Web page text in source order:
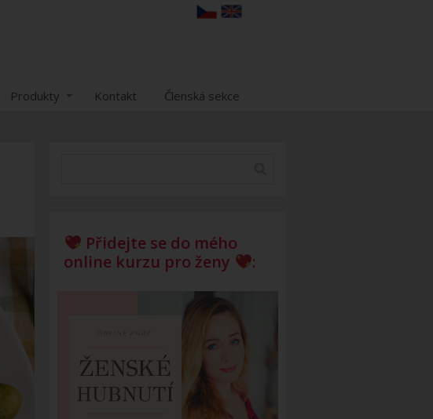
Produkty Kontakt Členská sekce
Přidejte se do mého
online kurzu pro ženy
: